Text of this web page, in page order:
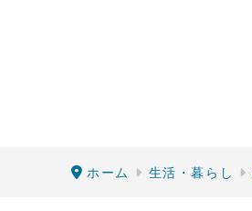
ホーム 生活・暮らし